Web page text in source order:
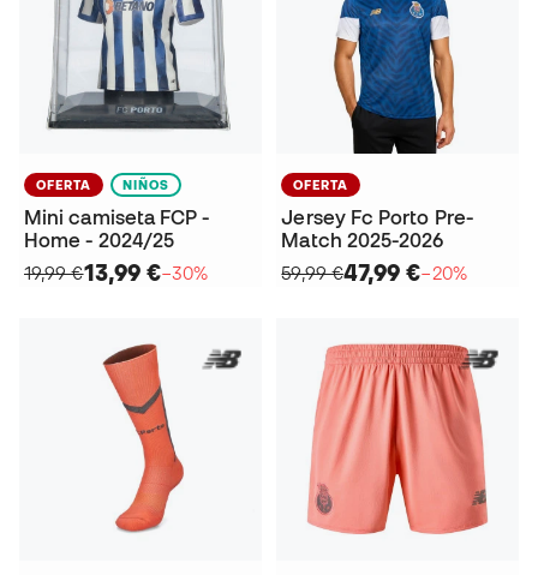
OFERTA NIÑOS
Mini camiseta FCP -
Home - 2024/25
19,99 €13,99 €−30%
OFERTA
Jersey Fc Porto Pre-
Match 2025-2026
59,99 €47,99 €−20%